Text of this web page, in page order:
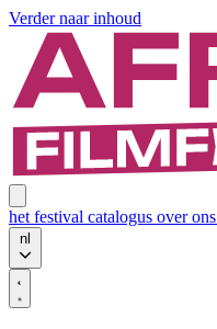
Verder naar inhoud
het festival catalogus over ons
nl